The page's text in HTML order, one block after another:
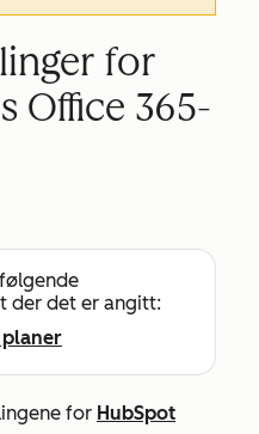
for
Office 365-
der det er angitt:
for HubSpot